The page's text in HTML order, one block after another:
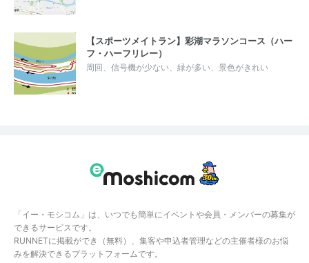
【スポーツメイトラン】彩湖マラソンコース（ハー
フ・ハーフリレー）
周回、信号機が少ない、緑が多い、景色がきれい
「イー・モシコム」は、いつでも簡単にイベントや会員・メンバーの募集が
できるサービスです。
RUNNETに掲載ができ（無料）、集客や申込者管理などの主催者様のお悩
みを解決できるプラットフォームです。